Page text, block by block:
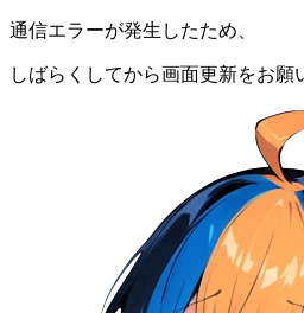
通信エラーが発生したため、
しばらくしてから画面更新をお願